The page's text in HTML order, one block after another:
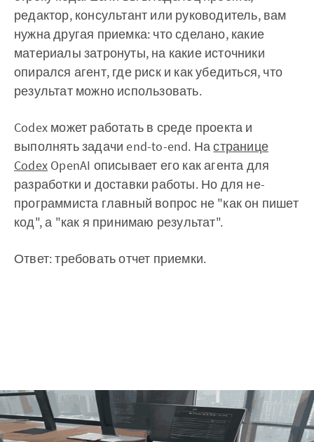
редактор, консультант или руководитель, вам
нужна другая приемка: что сделано, какие
материалы затронуты, на какие источники
опирался агент, где риск и как убедиться, что
результат можно использовать.
Codex может работать в среде проекта и
выполнять задачи end-to-end. Настранице
Codex OpenAI описывает его как агента для
разработки и доставки работы. Но для не-
программиста главный вопрос не "как он пишет
код", а "как я принимаю результат".
Ответ: требовать отчет приемки.